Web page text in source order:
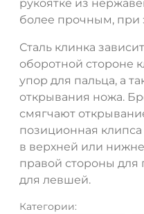
рукоятке из
более прочным, при
Сталь клинка
оборотной стороне
упор для пальца, а
открывания ножа.
смягчают
позиционная
в верхней или
правой стороны для
для левшей.
Категории: